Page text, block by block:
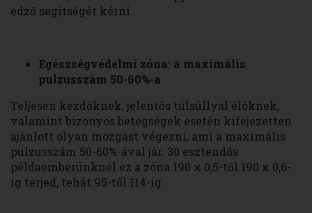
edző segítségét kérni.
Egészségvédelmi zóna: a maximális
pulzusszám 50-60%-a
Teljesen kezdőknek, jelentős túlsúllyal élőknek,
valamint bizonyos betegségek esetén kifejezetten
ajánlott olyan mozgást végezni, ami a maximális
pulzusszám 50-60%-ával jár. 30 esztendős
példaemberünknél ez a zóna 190 x 0,5-től 190 x 0,6-
ig terjed, tehát 95-től 114-ig.